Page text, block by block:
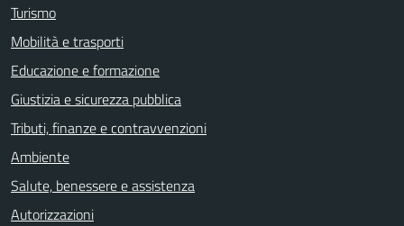
Turismo
Mobilità e trasporti
Educazione e formazione
Giustizia e sicurezza pubblica
Tributi, finanze e contravvenzioni
Ambiente
Salute, benessere e assistenza
Autorizzazioni